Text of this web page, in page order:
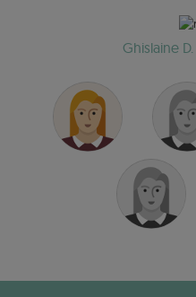
Ghislaine D.